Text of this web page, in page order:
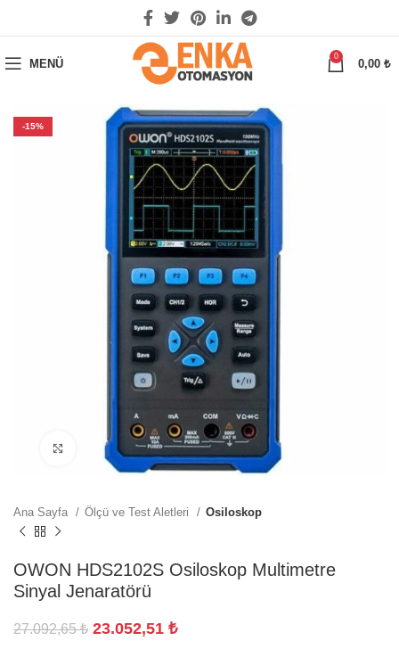
MENÜ
0
0,00 ₺
-15%
Büyütmek için tıklayın
Ana Sayfa Ölçü ve Test Aletleri Osiloskop
OWON HDS2102S Osiloskop Multimetre
Sinyal Jenaratörü
27.092,65₺ 23.052,51 ₺